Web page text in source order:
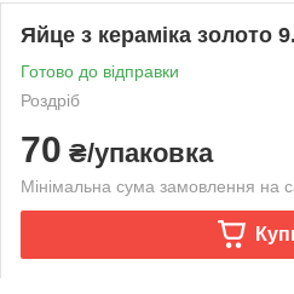
Яйце з кераміка золото
Готово до відправки
Роздріб
70 ₴/упаковка
Мінімальна сума замовлення на